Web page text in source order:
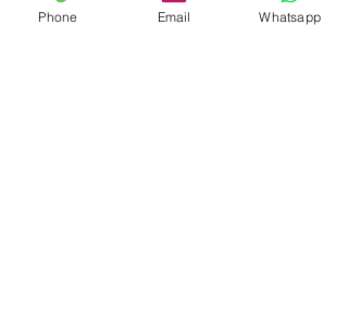
Personenaufzug, Balkon, Dachterrasse,
Phone Email Whatsapp